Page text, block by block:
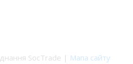
SocTrade | Мапа сайту